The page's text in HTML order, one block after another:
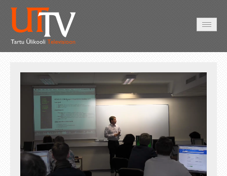
Unmute Loaded:
Esituskiirused